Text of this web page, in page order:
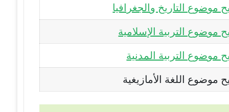
موضوع التاريخ والجغرافيا
موضوع التربية الإسلامية
موضوع التربية المدنية
موضوع اللغة الأمازيغية